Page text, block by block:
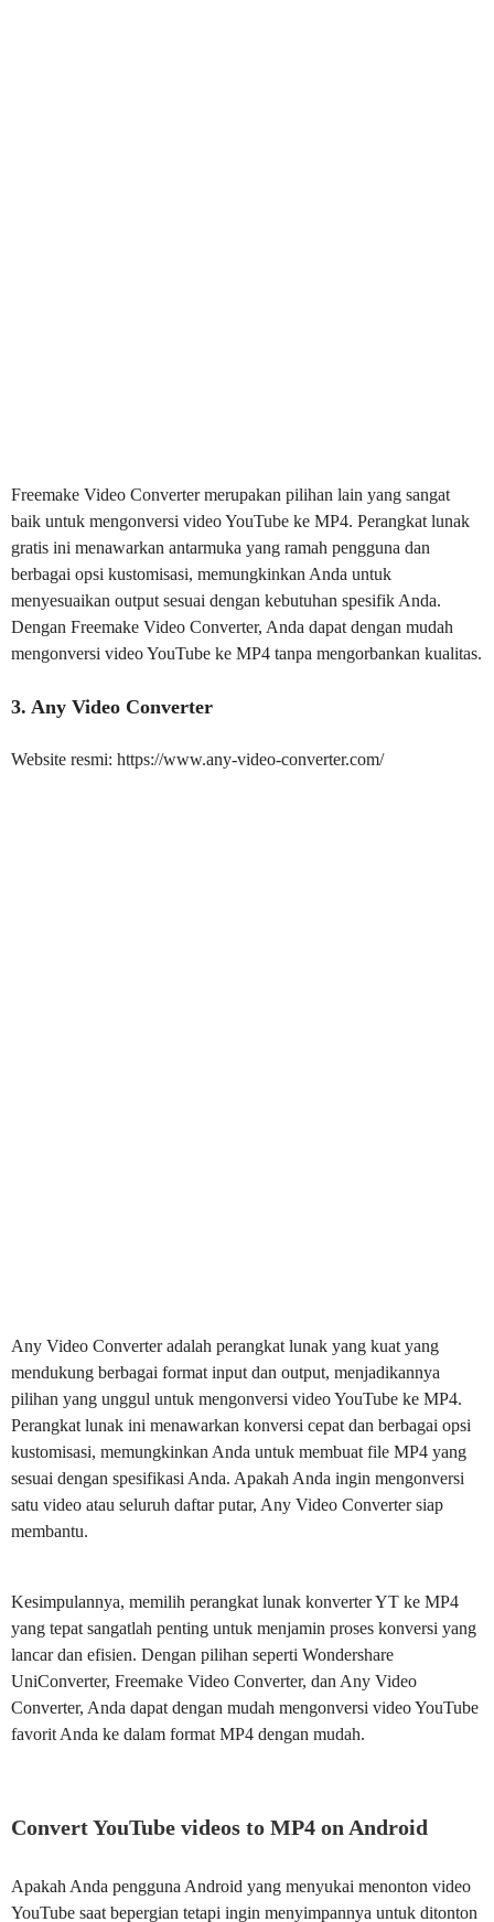
Freemake Video Converter merupakan pilihan lain yang sangat
baik untuk mengonversi video YouTube ke MP4. Perangkat lunak
gratis ini menawarkan antarmuka yang ramah pengguna dan
berbagai opsi kustomisasi, memungkinkan Anda untuk
menyesuaikan output sesuai dengan kebutuhan spesifik Anda.
Dengan Freemake Video Converter, Anda dapat dengan mudah
mengonversi video YouTube ke MP4 tanpa mengorbankan kualitas.
3. Any Video Converter
Website resmi: https://www.any-video-converter.com/
Any Video Converter adalah perangkat lunak yang kuat yang
mendukung berbagai format input dan output, menjadikannya
pilihan yang unggul untuk mengonversi video YouTube ke MP4.
Perangkat lunak ini menawarkan konversi cepat dan berbagai opsi
kustomisasi, memungkinkan Anda untuk membuat file MP4 yang
sesuai dengan spesifikasi Anda. Apakah Anda ingin mengonversi
satu video atau seluruh daftar putar, Any Video Converter siap
membantu.
Kesimpulannya, memilih perangkat lunak konverter YT ke MP4
yang tepat sangatlah penting untuk menjamin proses konversi yang
lancar dan efisien. Dengan pilihan seperti Wondershare
UniConverter, Freemake Video Converter, dan Any Video
Converter, Anda dapat dengan mudah mengonversi video YouTube
favorit Anda ke dalam format MP4 dengan mudah.
Convert YouTube videos to MP4 on Android
Apakah Anda pengguna Android yang menyukai menonton video
YouTube saat bepergian tetapi ingin menyimpannya untuk ditonton